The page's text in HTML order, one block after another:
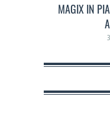
MAGIX IN